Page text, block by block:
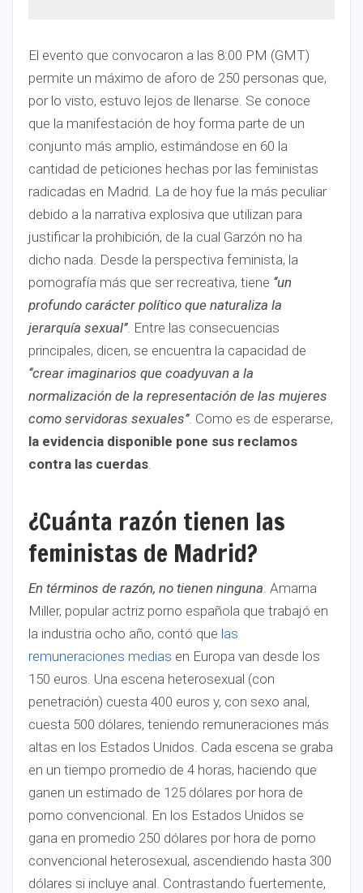
El evento que convocaron a las 8:00 PM (GMT)
permite un máximo de aforo de 250 personas que,
por lo visto, estuvo lejos de llenarse. Se conoce
que la manifestación de hoy forma parte de un
conjunto más amplio, estimándose en 60 la
cantidad de peticiones hechas por las feministas
radicadas en Madrid. La de hoy fue la más peculiar
debido a la narrativa explosiva que utilizan para
justificar la prohibición, de la cual Garzón no ha
dicho nada. Desde la perspectiva feminista, la
pornografía más que ser recreativa, tiene ‘‘un
profundo carácter político que naturaliza la
jerarquía sexual’’. Entre las consecuencias
principales, dicen, se encuentra la capacidad de
‘‘crear imaginarios que coadyuvan a la
normalización de la representación de las mujeres
como servidoras sexuales’’. Como es de esperarse,
la evidencia disponible pone sus reclamos
contra las cuerdas.
¿Cuánta razón tienen las
feministas de Madrid?
En términos de razón, no tienen ninguna. Amarna
Miller, popular actriz porno española que trabajó en
la industria ocho año, contó que las
remuneraciones medias en Europa van desde los
150 euros. Una escena heterosexual (con
penetración) cuesta 400 euros y, con sexo anal,
cuesta 500 dólares, teniendo remuneraciones más
altas en los Estados Unidos. Cada escena se graba
en un tiempo promedio de 4 horas, haciendo que
ganen un estimado de 125 dólares por hora de
porno convencional. En los Estados Unidos se
gana en promedio 250 dólares por hora de porno
convencional heterosexual, ascendiendo hasta 300
dólares si incluye anal. Contrastando fuertemente,